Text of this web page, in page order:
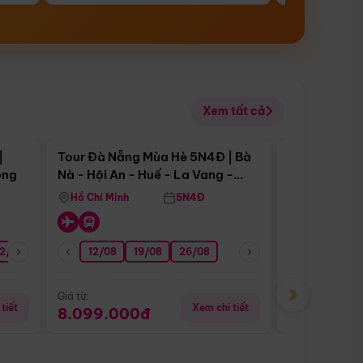
Xem tất cả
08 26/08 05/09 09/09 12/09
tiết
Điểm nổi bật
Tour Đà Nẵng Mùa Hè 5N4Đ | Bà
Nà - Hội An - Huế - La Vang -
Động Thiên Đường
Hồ Chí Minh 5N4Đ
12/08 19/08 26/08
Giá từ:
8.099.000đ Xem chi tiết
Giá từ:
›